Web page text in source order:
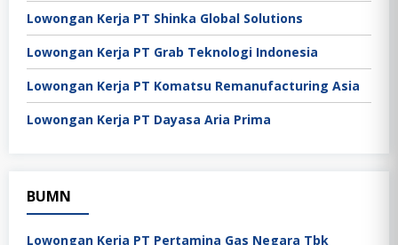
Lowongan Kerja PT Shinka Global Solutions
Lowongan Kerja PT Grab Teknologi Indonesia
Lowongan Kerja PT Komatsu Remanufacturing Asia
Lowongan Kerja PT Dayasa Aria Prima
BUMN
Lowongan Kerja PT Pertamina Gas Negara Tbk